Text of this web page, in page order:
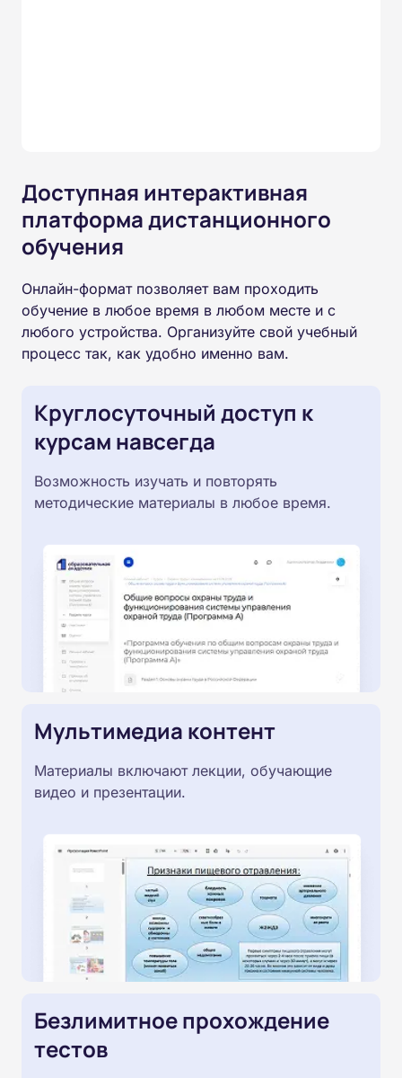
Доступная интерактивная
платформа дистанционного
обучения
Онлайн-формат позволяет вам проходить
обучение в любое время в любом месте и с
любого устройства. Организуйте свой учебный
процесс так, как удобно именно вам.
Круглосуточный доступ к
курсам навсегда
Возможность изучать и повторять
методические материалы в любое время.
Мультимедиа контент
Материалы включают лекции, обучающие
видео и презентации.
Безлимитное прохождение
тестов